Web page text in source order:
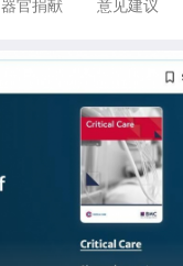
器官捐献 意见建议